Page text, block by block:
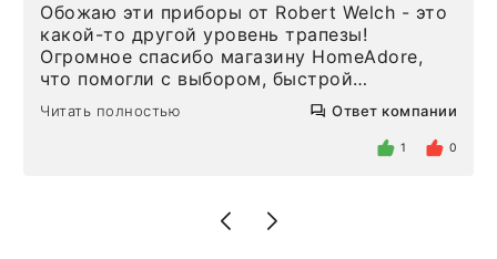
Обожаю эти приборы от Robert Welch - это
какой-то другой уровень трапезы!
Огромное спасибо магазину HomeAdore,
что помогли с выбором, быстрой
доставкой и высоким сервисом. Один раз
была здесь лично, забирала чайные ложки,
внутри очень много антикварной посуды,
Позже заказывала остальные приборы -
доставили сдэком на следующий день к
Читать полностью Ответ компании
1 0